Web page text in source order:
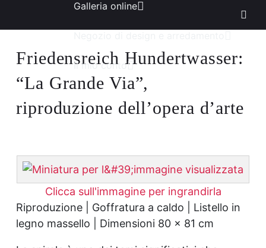
Galleria online
Il mio conto
Friedensreich Hundertwasser:
“La Grande Via”,
riproduzione dell’opera d’arte
Clicca sull'immagine per ingrandirla
Riproduzione | Goffratura a caldo | Listello in
legno massello | Dimensioni 80 x 81 cm